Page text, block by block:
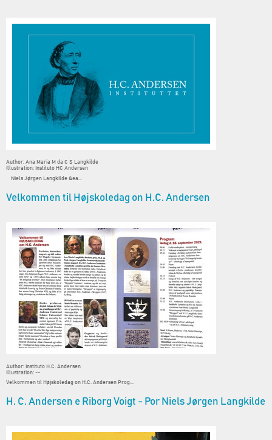
Author: Ana Maria M da C S Langkilde
Illustration: Instituto HC Andersen
Niels Jørgen Langkilde &ea...
Velkommen til Højskoledag on H.C. Andersen
Author: Instituto H.C. Andersen
Illustration: --
Velkommen til Højskoledag on H.C. Andersen Prog...
H. C. Andersen e Riborg Voigt - Por Niels Jørgen Langkilde